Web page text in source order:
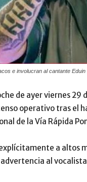
e involucran al cantante
de ayer viernes
operativo tras el
de la Vía Rápida
a altos
advertencia al